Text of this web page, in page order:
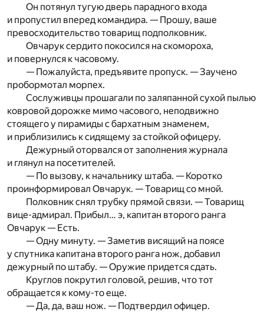
Он потянул тугую дверь парадного входа
и пропустил вперед командира. — Прошу, ваше
превосходительство товарищ подполковник.
Овчарук сердито покосился на скомороха,
и повернулся к часовому.
— Пожалуйста, предъявите пропуск. — Заучено
пробормотал морпех.
Сослуживцы прошагали по заляпанной сухой пылью
ковровой дорожке мимо часового, неподвижно
стоящего у пирамиды с бархатным знаменем,
и приблизились к сидящему за стойкой офицеру.
Дежурный оторвался от заполнения журнала
и глянул на посетителей.
— По вызову, к начальнику штаба. — Коротко
проинформировал Овчарук. — Товарищ со мной.
Полковник снял трубку прямой связи. — Товарищ
вице-адмирал. Прибыл… э, капитан второго ранга
Овчарук — Есть.
— Одну минуту. — Заметив висящий на поясе
у спутника капитана второго ранга нож, добавил
дежурный по штабу. — Оружие придется сдать.
Круглов покрутил головой, решив, что тот
обращается к кому-то еще.
— Да, да, ваш нож. — Подтвердил офицер.